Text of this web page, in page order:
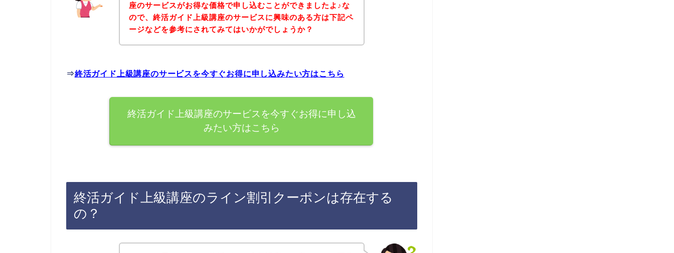
座のサービスがお得な価格で申し込むことができましたよ♪な
ので、終活ガイド上級講座のサービスに興味のある方は下記ペ
ージなどを参考にされてみてはいかがでしょうか？
⇒終活ガイド上級講座のサービスを今すぐお得に申し込みたい方はこちら
終活ガイド上級講座のサービスを今すぐお得に申し込
みたい方はこちら
終活ガイド上級講座のライン割引クーポンは存在する
の？